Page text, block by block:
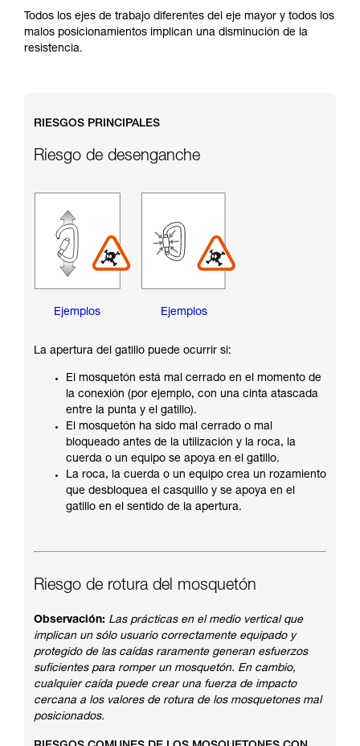
Todos los ejes de trabajo diferentes del eje mayor y todos los
malos posicionamientos implican una disminución de la
resistencia.
RIESGOS PRINCIPALES
Riesgo de desenganche
Ejemplos Ejemplos
La apertura del gatillo puede ocurrir si:
El mosquetón está mal cerrado en el momento de
la conexión (por ejemplo, con una cinta atascada
entre la punta y el gatillo).
El mosquetón ha sido mal cerrado o mal
bloqueado antes de la utilización y la roca, la
cuerda o un equipo se apoya en el gatillo.
La roca, la cuerda o un equipo crea un rozamiento
que desbloquea el casquillo y se apoya en el
gatillo en el sentido de la apertura.
Riesgo de rotura del mosquetón
Observación: Las prácticas en el medio vertical que
implican un sólo usuario correctamente equipado y
protegido de las caídas raramente generan esfuerzos
suficientes para romper un mosquetón. En cambio,
cualquier caída puede crear una fuerza de impacto
cercana a los valores de rotura de los mosquetones mal
posicionados.